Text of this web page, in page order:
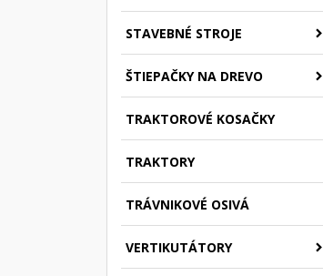
STAVEBNÉ STROJE
ŠTIEPAČKY NA DREVO
TRAKTOROVÉ KOSAČKY
TRAKTORY
TRÁVNIKOVÉ OSIVÁ
VERTIKUTÁTORY